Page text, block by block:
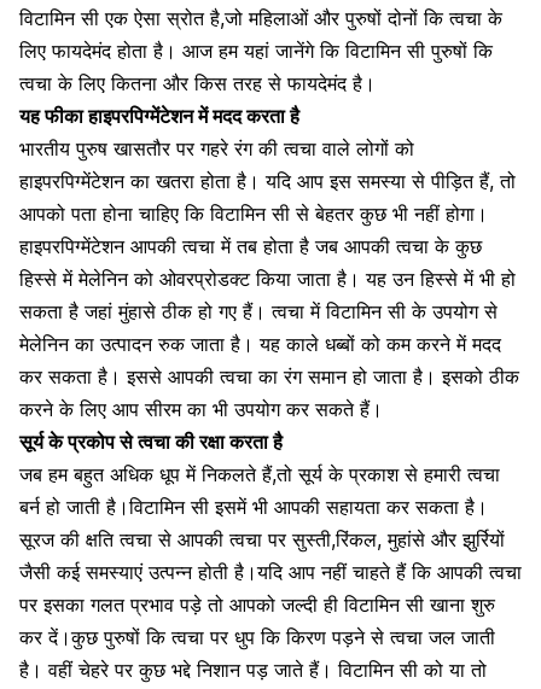
विटामिन सी एक ऐसा स्रोतहै,जो महिलाओं और पुरुषों दोनों कि त्वचा के
लिए फायदेमंद होता है। आज हम यहां जानेंगे कि विटामिन सी पुरुषों कि
त्वचा के लिए कितना और किस तरह से फायदेमंद है।
यह फीका हाइपरपिग्मेंटेशन में मदद करता है
भारतीय पुरुष खासतौर पर गहरे रंग की त्वचा वाले लोगों को
हाइपरपिग्मेंटेशन का खतरा होता है। यदि आप इस समस्या से पीड़ित हैं, तो
आपको पता होना चाहिए कि विटामिन सी से बेहतर कुछ भी नहीं होगा।
हाइपरपिग्मेंटेशन आपकी त्वचा में तब होता है जब आपकी त्वचा के कुछ
हिस्से में मेलेनिन को ओवरप्रोडक्ट किया जाता है। यह उन हिस्से में भी हो
सकता है जहां मुंहासे ठीक हो गए हैं। त्वचा मेंविटामिन सी के उपयोगसे
मेलेनिन का उत्पादन रुक जाता है। यह काले धब्बों को कम करने में मदद
कर सकता है। इससे आपकी त्वचा का रंग समान हो जाता है। इसको ठीक
करने के लिए आप सीरम का भी उपयोग कर सकते हैं।
सूर्य के प्रकोप से त्वचा की रक्षा करता है
जब हम बहुत अधिक धूप में निकलते हैं,तोसूर्य के प्रकाश से हमारी त्वचा
बर्नहो जाती है।विटामिन सी इसमें भी आपकी सहायता कर सकता है।
सूरज की क्षति त्वचा से आपकी त्वचा पर सुस्ती,रिंकल, मुहांसे और झुर्रियों
जैसी कई समस्याएं उत्पन्न होती है।यदि आप नहीं चाहते हैं कि आपकी त्वचा
पर इसका गलत प्रभाव पड़े तो आपको जल्दी ही विटामिन सी खाना शुरु
कर दें।कुछ पुरुषों कि त्वचा पर धुप कि किरण पड़ने से त्वचा जल जाती
है। वहीं चेहरे पर कुछ भद्दे निशान पड़ जाते हैं। विटामिन सी को या तो